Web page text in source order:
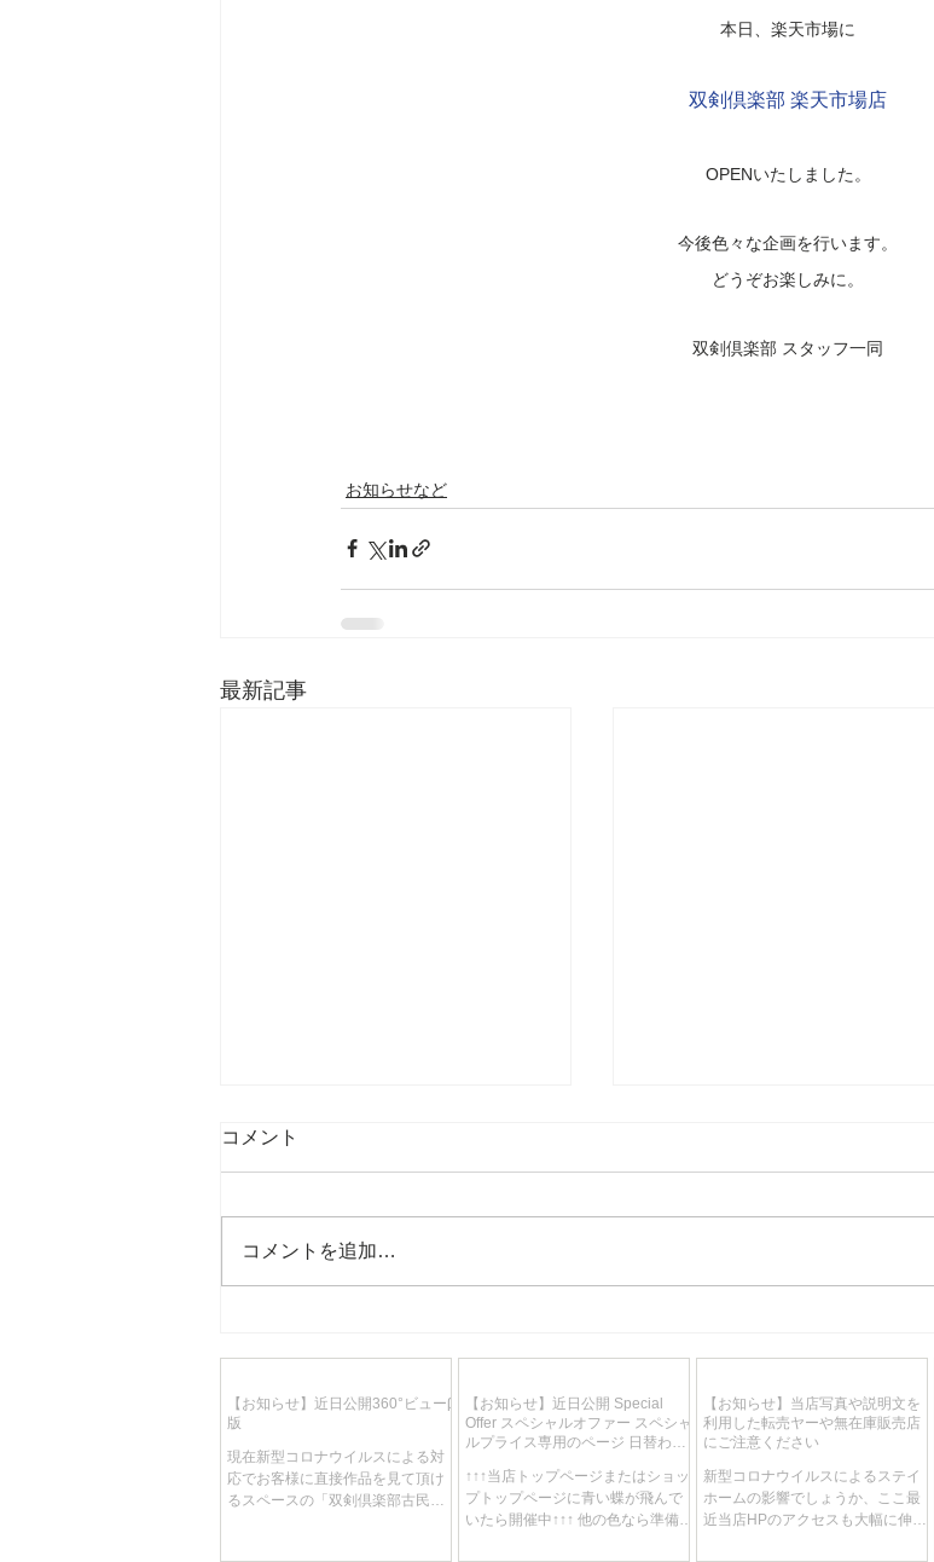
本日、楽天市場に
双剣倶楽部 楽天市場店
OPENいたしました。
今後色々な企画を行います。
どうぞお楽しみに。
双剣倶楽部 スタッフ一同
お知らせなど
最新記事
ューβ版
Special Offer スペシャルオフ
のページ 日替わり、週替わり
で特別価格が目白押しです！
コメント
コメントを追加…
【お知らせ】近日公開360°ビューβ
版
現在新型コロナウイルスによる対
応でお客様に直接作品を見て頂け
るスペースの「双剣倶楽部古民家
【お知らせ】近日公開 Special
Offer スペシャルオファー スペシャ
ルプライス専用のページ 日替わ
しです！
↑↑↑当店トップページまたはショッ
プトップページに青い蝶が飛んで
いたら開催中↑↑↑ 他の色なら準備中
【お知らせ】当店写真や説明文を
利用した転売ヤーや無在庫販売店
にご注意ください
新型コロナウイルスによるステイ
ホームの影響でしょうか、ここ最
近当店HPのアクセスも大幅に伸